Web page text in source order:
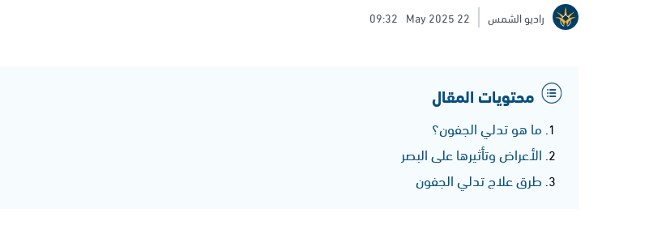
راديو الشمس 22 May 2025
09:32
محتويات المقال
ما هو تدلي الجفون؟
الأعراض وتأثيرها على البصر
طرق علاج تدلي الجفون